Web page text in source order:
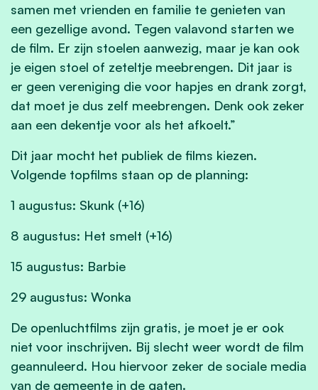
samen met vrienden en familie te genieten van
een gezellige avond. Tegen valavond starten we
de film. Er zijn stoelen aanwezig, maar je kan ook
je eigen stoel of zeteltje meebrengen. Dit jaar is
er geen vereniging die voor hapjes en drank zorgt,
dat moet je dus zelf meebrengen. Denk ook zeker
aan een dekentje voor als het afkoelt.”
Dit jaar mocht het publiek de films kiezen.
Volgende topfilms staan op de planning:
1 augustus: Skunk (+16)
8 augustus: Het smelt (+16)
15 augustus: Barbie
29 augustus: Wonka
De openluchtfilms zijn gratis, je moet je er ook
niet voor inschrijven. Bij slecht weer wordt de film
geannuleerd. Hou hiervoor zeker de sociale media
van de gemeente in de gaten.